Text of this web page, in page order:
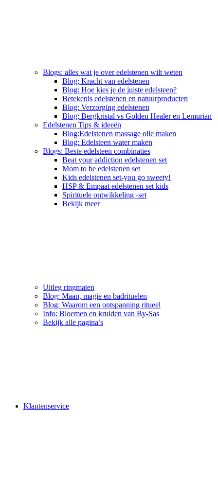
Blogs: alles wat je over edelstenen wilt weten
Blog; Kracht van edelstenen
Blog: Hoe kies je de juiste edelsteen?
Betekenis edelstenen en natuurproducten
Blog: Verzorging edelstenen
Blog; Bergkristal vs Golden Healer en Lemurian
Edelstenen Tips & ideeën
Blog:Edelstenen massage olie maken
Blog: Edelsteen water maken
Blogs: Beste edelsteen combinaties
Beat your addiction edelstenen set
Mom to be edelstenen set
Kids edelstenen set-you go sweety!
HSP & Empaat edelstenen set kids
Spirituele ontwikkeling -set
Bekijk meer
Uitleg ringmaten
Blog: Maan, magie en badrituelen
Blog: Waarom een ontspanning ritueel
Info: Bloemen en kruiden van By-Sas
Bekijk alle pagina’s
Klantenservice